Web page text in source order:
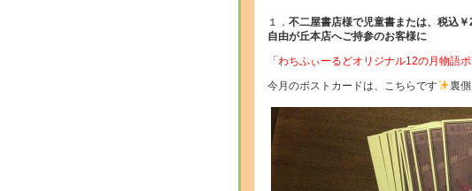
１． 不二屋書店様で児童書または、税込
自由が丘本店へご持参のお客様に
「わちふぃーるどオリジナル12の月物語
今月のポストカードは、こちらです
裏